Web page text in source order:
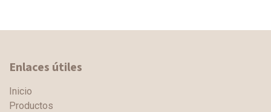
Enlaces útiles
Inicio
Productos